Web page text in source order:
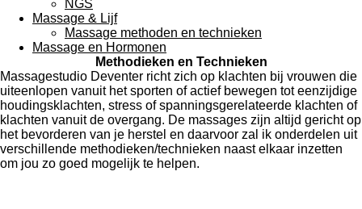
NGS
Massage & Lijf
Massage methoden en technieken
Massage en Hormonen
Methodieken en Technieken
Massagestudio Deventer richt zich op klachten bij vrouwen die
uiteenlopen vanuit het sporten of actief bewegen tot eenzijdige
houdingsklachten, stress of spanningsgerelateerde klachten of
klachten vanuit de overgang. De massages zijn altijd gericht op
het bevorderen van je herstel en daarvoor zal ik onderdelen uit
verschillende methodieken/technieken naast elkaar inzetten
om jou zo goed mogelijk te helpen.